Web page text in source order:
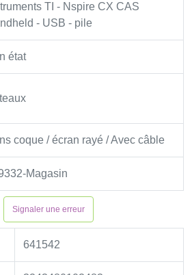
TI - Nspire CX CAS
- USB - pile
état
coque / écran rayé / Avec câble
Magasin
Signaler une erreur
641542